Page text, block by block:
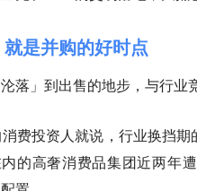
是并购的好时点
落」到出售的地步，与行业
费投资人就说， 行业换挡期
的高奢消费品集团近两年